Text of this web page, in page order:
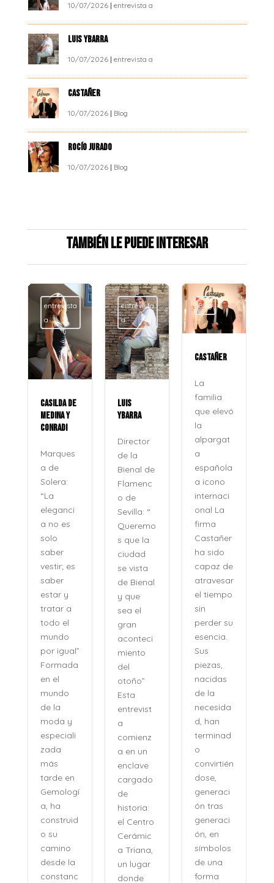
10/07/2026| entrevista a
LUIS YBARRA
10/07/2026| entrevista a
CASTAÑER
10/07/2026| Blog
ROCÍO JURADO
10/07/2026| Blog
También le puede interesar
entrevista
a
LUIS
YBARRA
de la
Bienal de
Flamenc
o de
Sevilla: “
Queremo
s que la
ciudad
se vista
de Bienal
y que
sea el
gran
aconteci
miento
del
otoño”
Esta
entrevist
a
comienz
a en un
enclave
cargado
de
historia:
el Centro
Cerámic
a Triana,
un lugar
donde
Blog
CASTAÑER
La
familia
que elevó
alpargat
a
española
a icono
internaci
onal La
firma
Castañer
ha sido
capaz de
atravesar
el tiempo
sin
perder su
esencia.
Sus
piezas,
nacidas
de la
necesida
d, han
terminad
o
convirtién
dose,
generaci
ón tras
generaci
ón, en
símbolos
de una
forma
Blog
JURADO
La voz
se apaga
años
después,
su
nombre
no se
pronunci
a como
pronunci
an los
recuerdo
s, sino
como se
evocan
las
certezas:
sin
esfuerzo,
sin
distancia,
naturalid
ad que
desconci
erta. Su
pertenec
e al
pasado,
sino a